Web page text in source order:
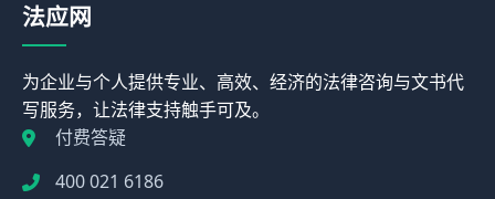
法应网
为企业与个人提供专业、高效、经济的法律咨询与文书代
写服务，让法律支持触手可及。
付费答疑
400 021 6186